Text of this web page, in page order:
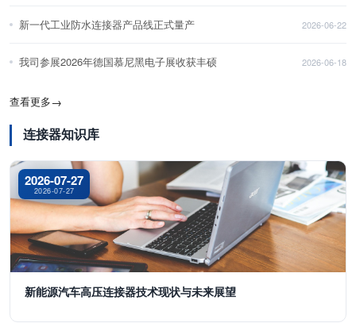
新一代工业防水连接器产品线正式量产 2026-06-22
我司参展2026年德国慕尼黑电子展收获丰硕 2026-06-18
查看更多→
连接器知识库
2026-07-27
2026-07-27
新能源汽车高压连接器技术现状与未来展望